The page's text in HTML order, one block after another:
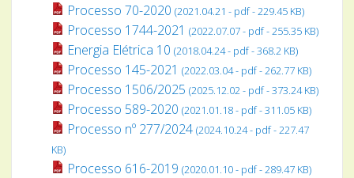
Processo 70-2020 (2021.04.21 - pdf - 229.45 KB)
Processo 1744-2021 (2022.07.07 - pdf - 255.35 KB)
Energia Elétrica 10 (2018.04.24 - pdf - 368.2 KB)
Processo 145-2021 (2022.03.04 - pdf - 262.77 KB)
Processo 1506/2025 (2025.12.02 - pdf - 373.24 KB)
Processo 589-2020 (2021.01.18 - pdf - 311.05 KB)
Processo nº 277/2024 (2024.10.24 - pdf - 227.47
KB)
Processo 616-2019 (2020.01.10 - pdf - 289.47 KB)